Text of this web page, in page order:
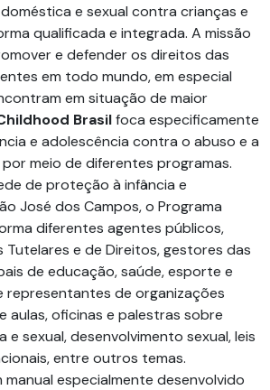
e sexual contra crianças e
qualificada e integrada. A missão
e defender os direitos das
em todo mundo, em especial
em situação de maior
Brasilfoca especificamente
e adolescência contra o abuso e a
meio de diferentes programas.
de proteção à infância e
José dos Campos, o Programa
diferentes agentes públicos,
Tutelares e de Direitos, gestores das
de educação, saúde, esporte e
representantes de organizações
aulas, oficinas e palestras sobre
e sexual, desenvolvimento sexual, leis
entre outros temas.
especialmente desenvolvido